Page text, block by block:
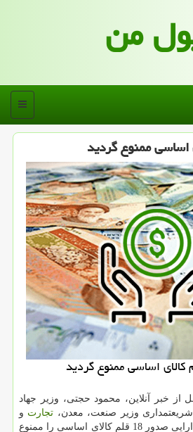
من
منو
از خبر آنلاین، محمود حجتی، وزیر جهاد
وزیر صنعت، معدن، تجارت و
و دارایی صدور 18 قلم كالای اساسی را ممنوع